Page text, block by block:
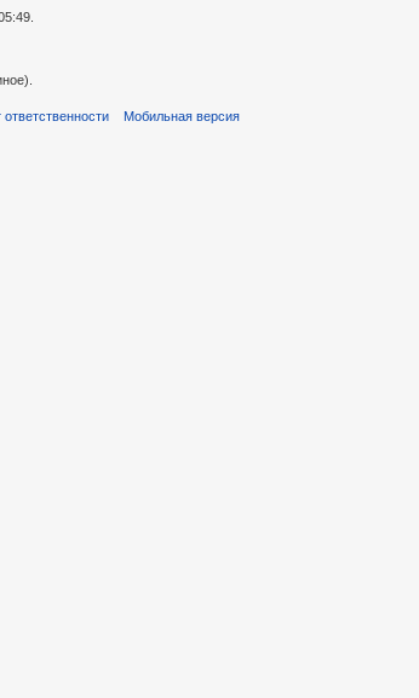
ответственности Мобильная версия